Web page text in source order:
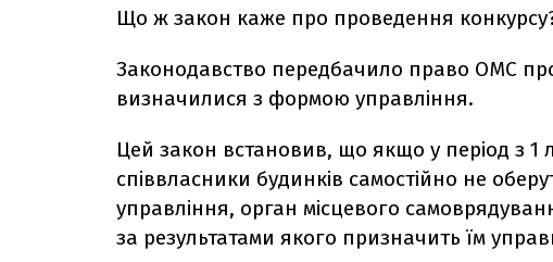
Що ж закон каже про проведення
Законодавство передбачило право ОМС
визначилися з формою управління.
Цей закон встановив, що якщо у період з 1
співвласники будинків самостійно не
управління, орган місцевого
за результатами якого призначить їм